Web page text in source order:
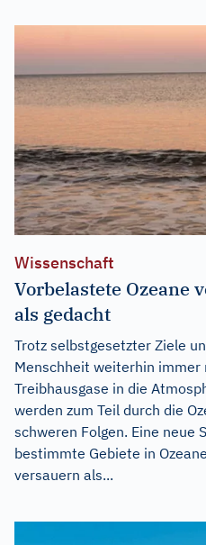
Wissenschaft
Vorbelastete Ozeane
als gedacht
Trotz selbstgesetzter Ziele
Menschheit weiterhin immer
Treibhausgase in die
werden zum Teil durch die
schweren Folgen. Eine neue
bestimmte Gebiete in
versauern als...